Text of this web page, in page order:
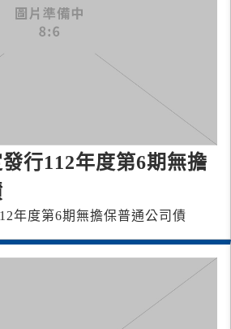
行112年度第6期無擔
年度第6期無擔保普通公司債